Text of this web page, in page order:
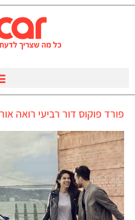
פורד פוקוס דור רביעי רואה אור